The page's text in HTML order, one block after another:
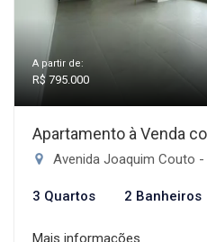
A partir de:
R$ 795.000
Apartamento à Venda
Avenida Joaquim Couto
3 Quartos 2 Banheiros
Mais informações